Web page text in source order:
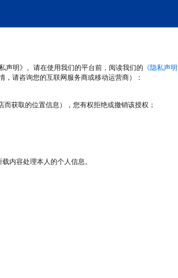
声明》。请在使用我们的平台前，阅读我们的 《隐私声明
请咨询您的互联网服务商或移动运营商）：
获取的位置信息），您有权拒绝或撤销该授权；
载内容处理本人的个人信息。